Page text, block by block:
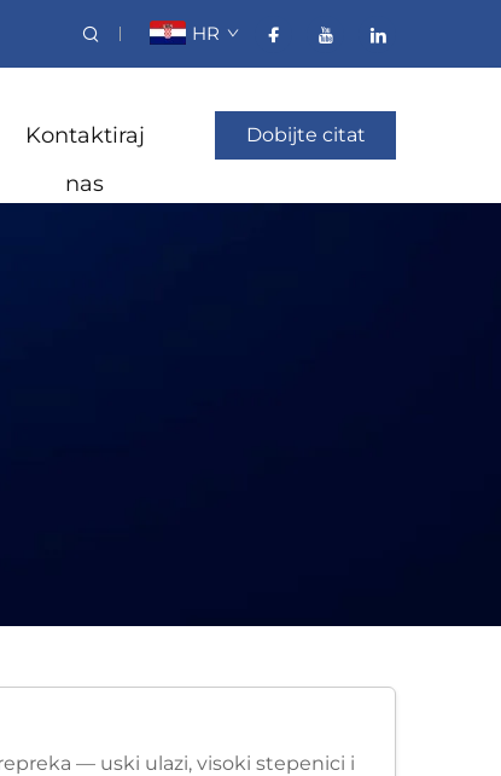
HR
Kontaktiraj
nas
Dobijte citat
— uski ulazi, visoki stepenici i